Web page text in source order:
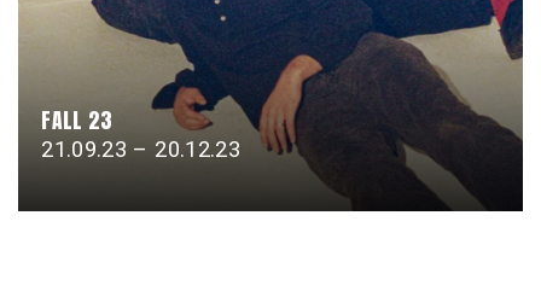
FALL 23
21.09.23 – 20.12.23